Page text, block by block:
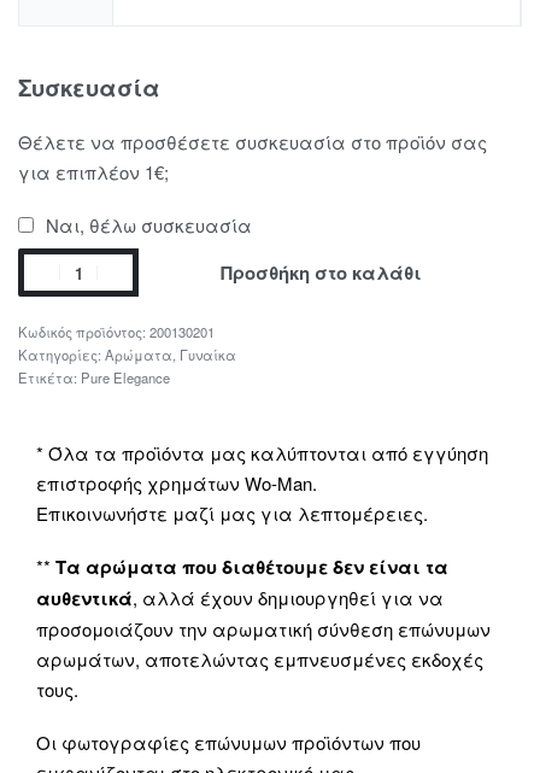
Συσκευασία
Θέλετε να προσθέσετε συσκευασία στο προϊόν σας
για επιπλέον 1€;
Ναι, θέλω συσκευασία
Προσθήκη στο καλάθι
200130201
Κατηγορίες: Αρώματα, Γυναίκα
Ετικέτα: Pure Elegance
* Όλα τα προϊόντα μας καλύπτονται από εγγύηση
επιστροφής χρημάτων Wo-Man.
Επικοινωνήστε μαζί μας για λεπτομέρειες.
** Τα αρώματα που διαθέτουμε δεν είναι τα
αυθεντικά, αλλά έχουν δημιουργηθεί για να
προσομοιάζουν την αρωματική σύνθεση επώνυμων
αρωμάτων, αποτελώντας εμπνευσμένες εκδοχές
τους.
Οι φωτογραφίες επώνυμων προϊόντων που